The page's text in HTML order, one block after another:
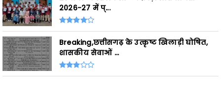
Breaking,छत्तीसगढ़ के उत्कृष्ट खिलाड़ी घोषित,
शासकीय सेवाओं ...
ADS